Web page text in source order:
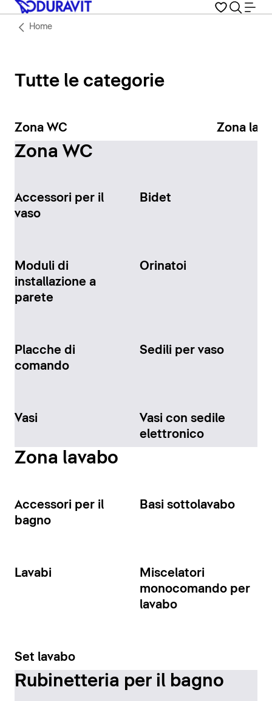
Home
Tutte le categorie
Zona WC Zona
Zona WC
Accessori per il
vaso
Bidet
Moduli di
installazione a
parete
Orinatoi
Placche di
comando
Sedili per vaso
Vasi
Vasi con sedile
elettronico
Zona lavabo
Accessori per il
bagno
Basi sottolavabo
Lavabi
Miscelatori
monocomando per
lavabo
Set lavabo
Rubinetteria per il bagno